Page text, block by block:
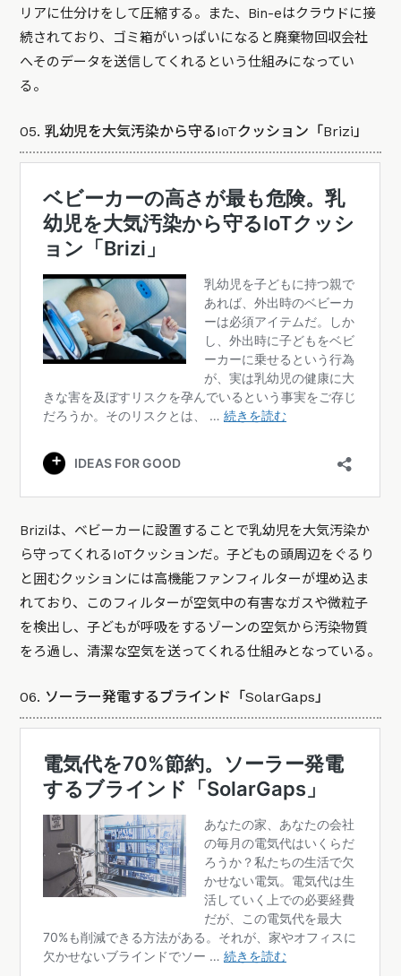
リアに仕分けをして圧縮する。また、Bin-eはクラウドに接
続されており、ゴミ箱がいっぱいになると廃棄物回収会社
へそのデータを送信してくれるという仕組みになってい
る。
05. 乳幼児を大気汚染から守るIoTクッション「Brizi」
Briziは、ベビーカーに設置することで乳幼児を大気汚染か
ら守ってくれるIoTクッションだ。子どもの頭周辺をぐるり
と囲むクッションには高機能ファンフィルターが埋め込ま
れており、このフィルターが空気中の有害なガスや微粒子
を検出し、子どもが呼吸をするゾーンの空気から汚染物質
をろ過し、清潔な空気を送ってくれる仕組みとなっている。
06. ソーラー発電するブラインド「SolarGaps」